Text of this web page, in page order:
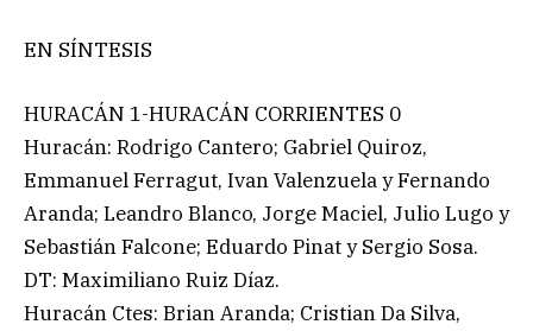
EN SÍNTESIS
HURACÁN 1-HURACÁN CORRIENTES 0
Huracán: Rodrigo Cantero; Gabriel Quiroz,
Emmanuel Ferragut, Ivan Valenzuela y Fernando
Aranda; Leandro Blanco, Jorge Maciel, Julio Lugo y
Sebastián Falcone; Eduardo Pinat y Sergio Sosa.
DT: Maximiliano Ruiz Díaz.
Huracán Ctes: Brian Aranda; Cristian Da Silva,